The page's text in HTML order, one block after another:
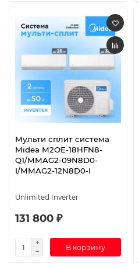
Мульти сплит система
Midea M2OE-18HFN8-
Q1/MMAG2-09N8D0-
I/MMAG2-12N8D0-I
Unlimited Inverter
131 800 ₽
В корзину